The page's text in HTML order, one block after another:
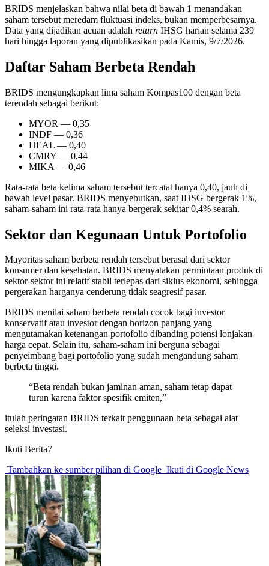
BRIDS menjelaskan bahwa nilai beta di bawah 1 menandakan
saham tersebut meredam fluktuasi indeks, bukan memperbesarnya.
Data yang dijadikan acuan adalah return IHSG harian selama 239
hari hingga laporan yang dipublikasikan pada Kamis, 9/7/2026.
Daftar Saham Berbeta Rendah
BRIDS mengungkapkan lima saham Kompas100 dengan beta
terendah sebagai berikut:
MYOR — 0,35
INDF — 0,36
HEAL — 0,40
CMRY — 0,44
MIKA — 0,46
Rata-rata beta kelima saham tersebut tercatat hanya 0,40, jauh di
bawah level pasar. BRIDS menyebutkan, saat IHSG bergerak 1%,
saham-saham ini rata-rata hanya bergerak sekitar 0,4% searah.
Sektor dan Kegunaan Untuk Portofolio
Mayoritas saham berbeta rendah tersebut berasal dari sektor
konsumer dan kesehatan. BRIDS menyatakan permintaan produk di
sektor-sektor ini relatif stabil terlepas dari siklus ekonomi, sehingga
pergerakan harganya cenderung tidak seagresif pasar.
BRIDS menilai saham berbeta rendah cocok bagi investor
konservatif atau investor dengan horizon panjang yang
mengutamakan ketenangan portofolio dibanding potensi lonjakan
harga cepat. Selain itu, saham-saham ini berguna sebagai
penyeimbang bagi portofolio yang sudah mengandung saham
berbeta tinggi.
“Beta rendah bukan jaminan aman, saham tetap dapat
turun karena faktor spesifik emiten,”
itulah peringatan BRIDS terkait penggunaan beta sebagai alat
seleksi investasi.
Ikuti Berita7
Tambahkan ke sumber pilihan di Google Ikuti di Google News